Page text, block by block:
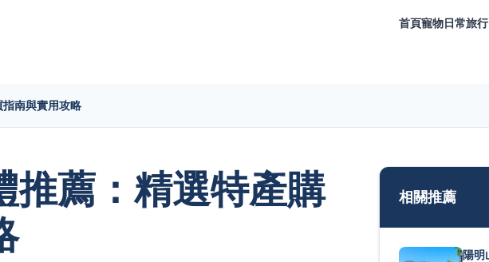
首頁寵物日常旅
南與實用攻略
推薦：精選特產購
相關推薦
陽明